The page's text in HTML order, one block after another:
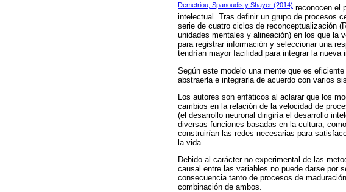
Demetriou, Spanoudis y Shayer (2014) reconocen el
intelectual. Tras definir un grupo de procesos
serie de cuatro ciclos de reconceptualización
unidades mentales y alineación) en los que la
para registrar información y seleccionar una
tendrían mayor facilidad para integrar la
Según este modelo una mente que es
abstraerla e integrarla de acuerdo con varios
Los autores son enfáticos al aclarar que los
cambios en la relación de la velocidad de
(el desarrollo neuronal dirigiría el desarrollo
diversas funciones basadas en la cultura,
construirían las redes necesarias para
la vida.
Debido al carácter no experimental de las
causal entre las variables no puede darse por
consecuencia tanto de procesos de
combinación de ambos.